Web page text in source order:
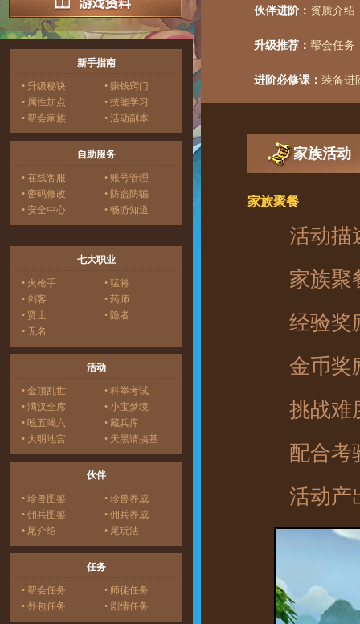
新手指南
• 升级秘诀
• 赚钱窍门
• 属性加点
• 技能学习
• 帮会家族
• 活动副本
自助服务
• 在线客服
• 账号管理
• 密码修改
• 防盗防骗
• 安全中心
• 畅游知道
七大职业
• 火枪手
• 猛将
• 剑客
• 药师
• 贤士
• 隐者
• 无名
活动
• 金顶乱世
• 科举考试
• 满汉全席
• 小宝梦境
• 吆五喝六
• 藏兵库
• 大明地宫
• 天黑请搞基
伙伴
• 珍兽图鉴
• 珍兽养成
• 佣兵图鉴
• 佣兵养成
• 尾介绍
• 尾玩法
任务
• 帮会任务
• 师徒任务
• 外包任务
• 剧情任务
伙伴进阶： 资质介绍
升级推荐： 帮会任务
进阶必修课： 装备进
家族活动
家族聚餐
活动描
家族聚餐
经验奖
金币奖
挑战难度
配合考验
活动产出